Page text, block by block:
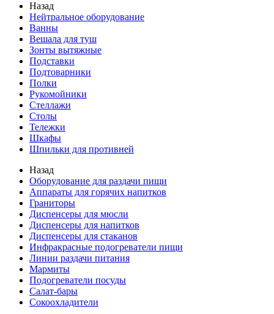
Назад
Нейтральное оборудование
Ванны
Вешала для туш
Зонты вытяжные
Подставки
Подтоварники
Полки
Рукомойники
Стеллажи
Столы
Тележки
Шкафы
Шпильки для противней
Назад
Оборудование для раздачи пищи
Аппараты для горячих напитков
Граниторы
Диспенсеры для мюсли
Диспенсеры для напитков
Диспенсеры для стаканов
Инфракрасные подогреватели пищи
Линии раздачи питания
Мармиты
Подогреватели посуды
Салат-бары
Сокоохладители